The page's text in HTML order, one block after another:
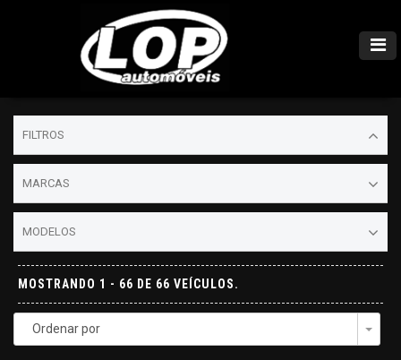
FILTROS
MARCAS
MODELOS
MOSTRANDO 1 - 66 DE 66 VEÍCULOS.
Ordenar por